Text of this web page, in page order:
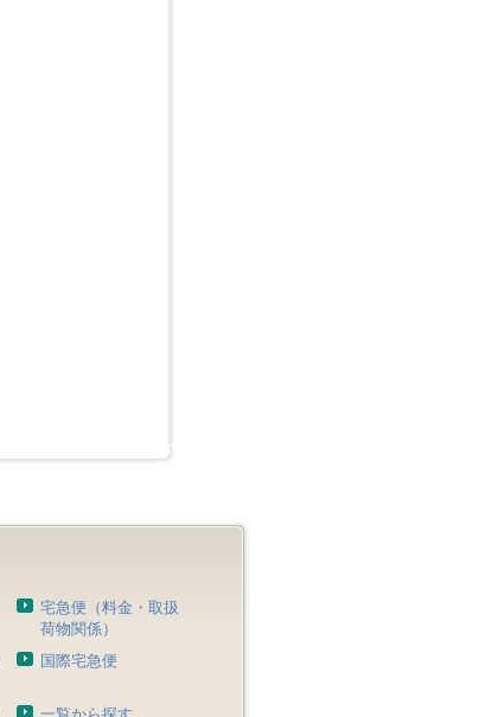
宅急便（料金・取扱
荷物関係）
国際宅急便